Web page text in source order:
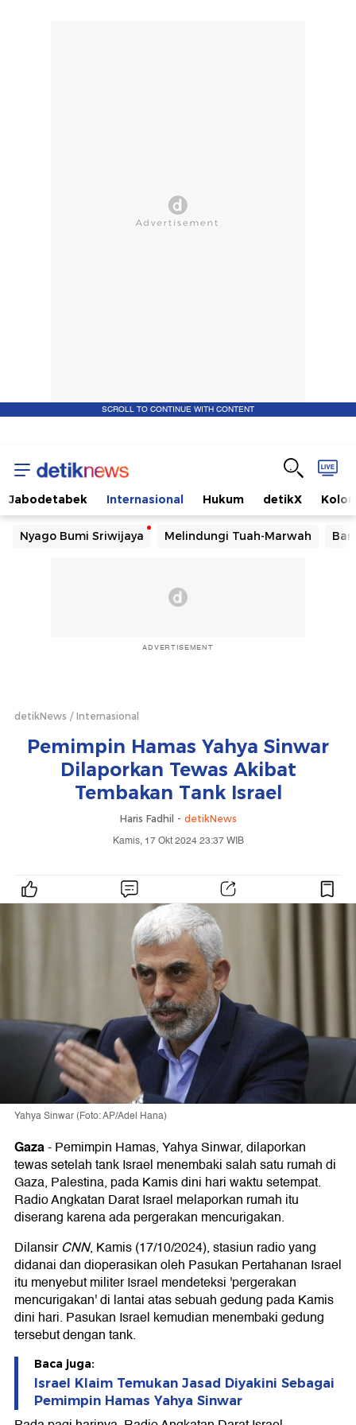
SCROLL TO CONTINUE WITH CONTENT
Jabodetabek Internasional Hukum detikX
Nyago Bumi Sriwijaya Melindungi Tuah-Marwah
ADVERTISEMENT
detikNews Internasional
Pemimpin Hamas Yahya Sinwar
Dilaporkan Tewas Akibat
Tembakan Tank Israel
Haris Fadhil - detikNews
Kamis, 17 Okt 2024 23:37 WIB
Yahya Sinwar (Foto: AP/Adel Hana)
Gaza-Pemimpin Hamas, Yahya Sinwar, dilaporkan
tewas setelah tank Israel menembaki salah satu rumah di
Gaza, Palestina, pada Kamis dini hari waktu setempat.
Radio Angkatan Darat Israel melaporkan rumah itu
diserang karena ada pergerakan mencurigakan.
DilansirCNN, Kamis (17/10/2024), stasiun radio yang
didanai dan dioperasikan oleh Pasukan Pertahanan Israel
itu menyebut militer Israel mendeteksi 'pergerakan
mencurigakan' di lantai atas sebuah gedung pada Kamis
dini hari. Pasukan Israel kemudian menembaki gedung
tersebut dengan tank.
Baca juga:
Israel Klaim Temukan Jasad Diyakini Sebagai
Pemimpin Hamas Yahya Sinwar